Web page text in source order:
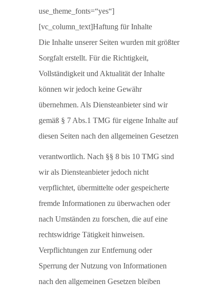
use_theme_fonts=“yes“]
[vc_column_text]Haftung für Inhalte
Die Inhalte unserer Seiten wurden mit größter
Sorgfalt erstellt. Für die Richtigkeit,
Vollständigkeit und Aktualität der Inhalte
können wir jedoch keine Gewähr
übernehmen. Als Diensteanbieter sind wir
gemäß § 7 Abs.1 TMG für eigene Inhalte auf
diesen Seiten nach den allgemeinen Gesetzen
verantwortlich. Nach §§ 8 bis 10 TMG sind
wir als Diensteanbieter jedoch nicht
verpflichtet, übermittelte oder gespeicherte
fremde Informationen zu überwachen oder
nach Umständen zu forschen, die auf eine
rechtswidrige Tätigkeit hinweisen.
Verpflichtungen zur Entfernung oder
Sperrung der Nutzung von Informationen
nach den allgemeinen Gesetzen bleiben